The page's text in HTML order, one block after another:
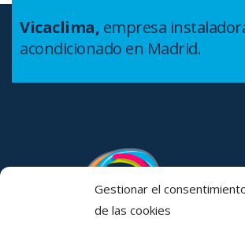
Gestionar el
de las cookies
Vicaclima, empresa
acondicionado en Madrid.